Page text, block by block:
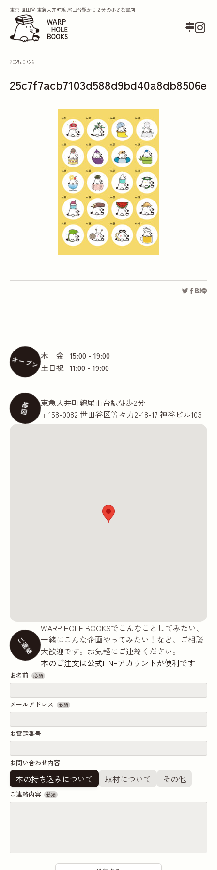
東京 世田谷 東急大井町線 尾山台駅から２分の小さな書店
2025.07.26
25c7f7acb7103d588d9bd40a8db8506e
オープン木 金 15:00 - 19:00
土日祝 11:00 - 19:00
地図
東急大井町線尾山台駅徒歩2分
〒158-0082 世田谷区等々力2-18-17 神谷ビル103
ご連絡
WARP HOLE BOOKSでこんなことしてみたい、
一緒にこんな企画やってみたい！など、ご相談
大歓迎です。お気軽にご連絡ください。
本のご注文は公式LINEアカウントが便利です
お名前 必須
メールアドレス 必須
お電話番号
お問い合わせ内容
本の持ち込みについて 取材について その他
ご連絡内容 必須